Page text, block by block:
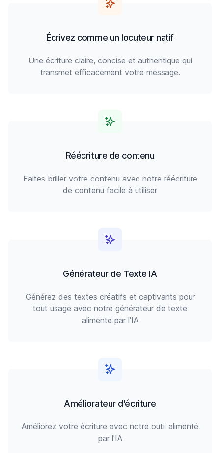
Écrivez comme un locuteur natif
Une écriture claire, concise et authentique qui
transmet efficacement votre message.
Réécriture de contenu
Faites briller votre contenu avec notre réécriture
de contenu facile à utiliser
Générateur de Texte IA
Générez des textes créatifs et captivants pour
tout usage avec notre générateur de texte
alimenté par l'IA
Améliorateur d'écriture
Améliorez votre écriture avec notre outil alimenté
par l'IA